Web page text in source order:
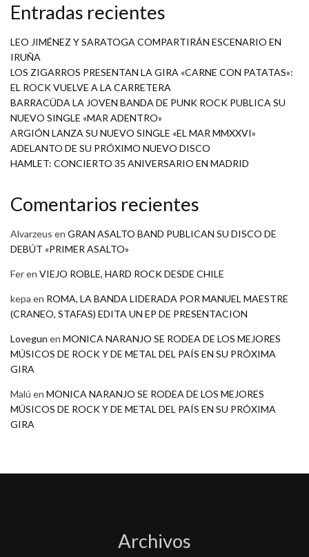
Entradas recientes
LEO JIMÉNEZ Y SARATOGA COMPARTIRÁN ESCENARIO EN
IRUÑA
LOS ZIGARROS PRESENTAN LA GIRA «CARNE CON PATATAS»:
EL ROCK VUELVE A LA CARRETERA
BARRACÜDA LA JOVEN BANDA DE PUNK ROCK PUBLICA SU
NUEVO SINGLE «MAR ADENTRO»
ARGIÓN LANZA SU NUEVO SINGLE «EL MAR MMXXVI»
ADELANTO DE SU PRÓXIMO NUEVO DISCO
HAMLET: CONCIERTO 35 ANIVERSARIO EN MADRID
Comentarios recientes
Alvarzeus en GRAN ASALTO BAND PUBLICAN SU DISCO DE
DEBÚT «PRIMER ASALTO»
Feren VIEJO ROBLE, HARD ROCK DESDE CHILE
kepa en ROMA, LA BANDA LIDERADA POR MANUEL MAESTRE
(CRANEO, STAFAS) EDITA UN EP DE PRESENTACION
Lovegun en MONICA NARANJO SE RODEA DE LOS MEJORES
MÚSICOS DE ROCK Y DE METAL DEL PAÍS EN SU PRÓXIMA
GIRA
Malú en MONICA NARANJO SE RODEA DE LOS MEJORES
MÚSICOS DE ROCK Y DE METAL DEL PAÍS EN SU PRÓXIMA
GIRA
Archivos